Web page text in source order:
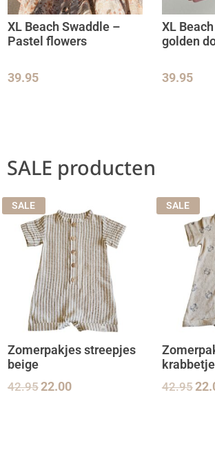
XL Beach Swaddle –
Pastel flowers
39.95
XL
golden
39.95
SALE producten
SALE
Zomerpakjes streepjes
beige
42.9522.00
SALE
42.95